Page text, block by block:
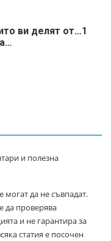
ви делят от…1
и полезна
могат да не съвпадат.
да проверява
и не гарантира за
статия е посочен